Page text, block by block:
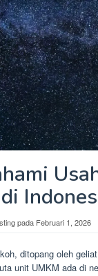
pada Februari 1, 2026
ditopang oleh
unit UMKM ada di